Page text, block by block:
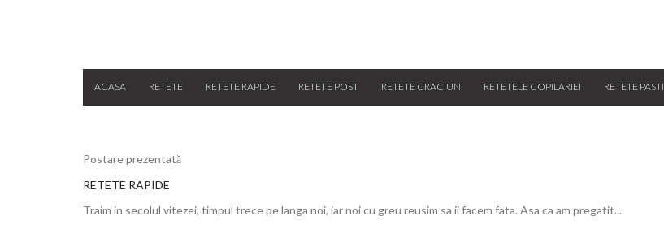
ACASA RETETE RETETE RAPIDE RETETE POST RETETE CRACIUN RETETELE COPILARIEI RETETE PASTI
Postare prezentată
RETETE RAPIDE
Traim in secolul vitezei, timpul trece pe langa noi, iar noi cu greu reusim sa ii facem fata. Asa ca am pregatit...